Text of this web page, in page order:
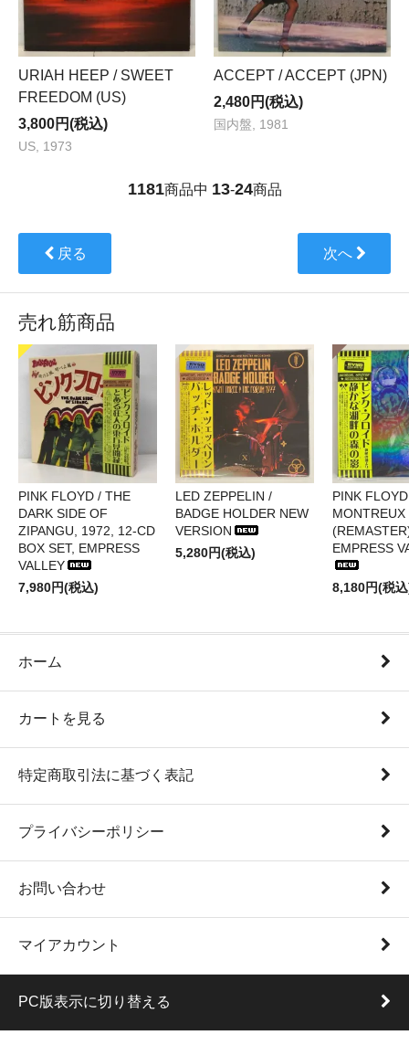
URIAH HEEP / SWEET
FREEDOM (US)
3,800円(税込)
US, 1973
ACCEPT / ACCEPT (JPN)
2,480円(税込)
国内盤, 1981
1181商品中 13-24商品
戻る 次へ
売れ筋商品
PINK FLOYD / THE
DARK SIDE OF
ZIPANGU, 1972, 12-CD
BOX SET, EMPRESS
VALLEY
7,980円(税込)
LED ZEPPELIN /
BADGE HOLDER NEW
VERSION
5,280円(税込)
PINK
EMPRESS
8,180円(税
ホーム
カートを見る
特定商取引法に基づく表記
プライバシーポリシー
お問い合わせ
マイアカウント
PC版表示に切り替える